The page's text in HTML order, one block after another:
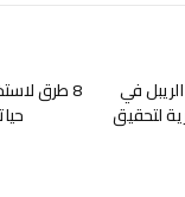
في
لتحقيق
8 طرق